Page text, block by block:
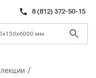
8 (812) 372-50-15
/